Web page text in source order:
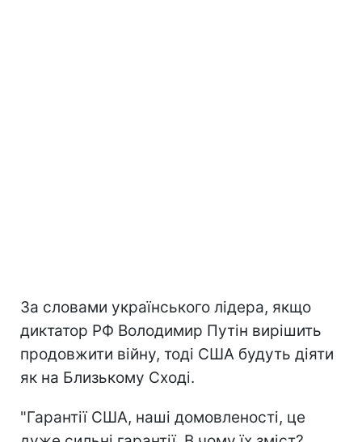
За словами українського лідера, якщо
диктатор РФ Володимир Путін вирішить
продовжити війну, тоді США будуть діяти
як на Близькому Сході.
"Гарантії США, наші домовленості, це